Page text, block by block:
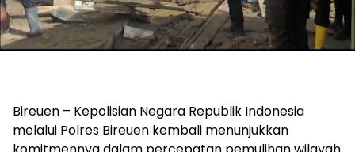
Bireuen – Kepolisian Negara Republik Indonesia
melalui Polres Bireuen kembali menunjukkan